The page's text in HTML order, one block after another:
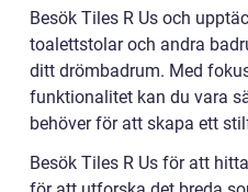
Besök Tiles R Us och
toalettstolar och andra
ditt drömbadrum. Med
funktionalitet kan du vara
behöver för att skapa ett
Besök Tiles R Us för att